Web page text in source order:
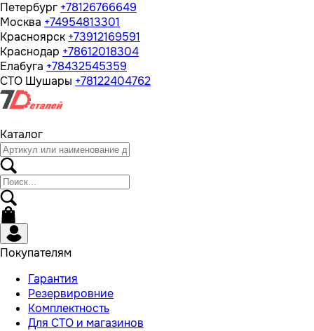
Петербург +78126766649
Москва +74954813301
Красноярск +73912169591
Краснодар +78612018304
Елабуга +78432545359
СТО Шушары +78122404762
Каталог
Покупателям
Гарантия
Резервировние
Комплектность
Для СТО и магазинов